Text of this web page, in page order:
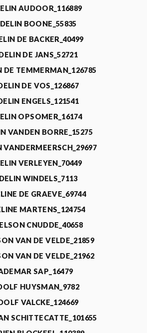
AUDOOR_116889
BOONE_55835
DE BACKER_40499
DE JANS_52721
DE TEMMERMAN_126785
DE VOS_126867
ENGELS_121541
OPSOMER_16174
VANDEN BORRE_15275
VANDERMEERSCH_29697
VERLEYEN_70449
WINDELS_7113
DE GRAEVE_69744
MARTENS_124754
CNUDDE_40658
VAN DE VELDE_21859
VAN DE VELDE_21962
SAP_16479
HUYSMAN_9782
VALCKE_124669
SCHITTECATTE_101655